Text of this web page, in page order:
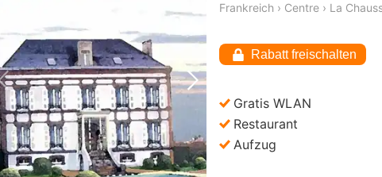
Vorheriges Bild Nächstes Bild
Frankreich › Centre › La
Rabatt freischalten
Gratis WLAN
Restaurant
Aufzug